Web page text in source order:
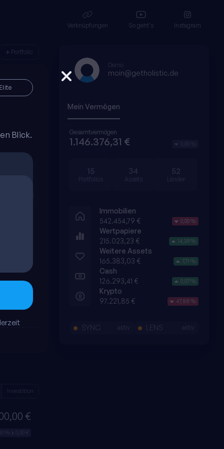
Verknüpfungen So geht's Instagram
Demo
moin@getholistic.de
Mein Vermögen
Gesamtvermögen
1.146.376,31 €
15
Portfolios
34
Assets
52
Länder
Immobilien
542.454,79 €
0,00 %
Wertpapiere
215.023,23 €
14,39 %
Weitere Assets
165.383,03 €
7,71 %
Cash
126.293,41 €
0,07 %
Krypto
97.221,85 €
47,88 %
SYNC aktiv LENS aktiv
Portfolio
Investition
€
|
Elite
Blick.